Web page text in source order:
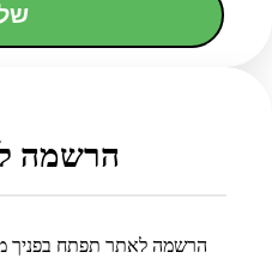
הרשמה
הרשמה לאתר תפתח בפניך